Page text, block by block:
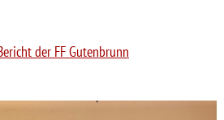
der FF Gutenbrunn